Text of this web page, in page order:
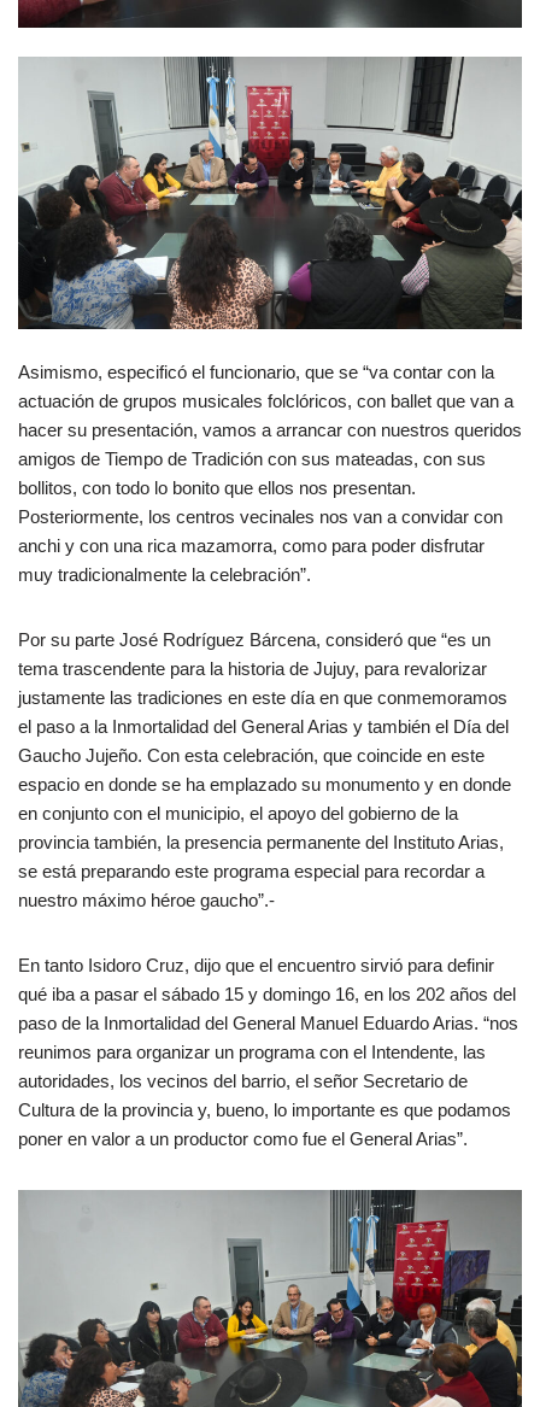
Asimismo, especificó el funcionario, que se “va contar con la
actuación de grupos musicales folclóricos, con ballet que van a
hacer su presentación, vamos a arrancar con nuestros queridos
amigos de Tiempo de Tradición con sus mateadas, con sus
bollitos, con todo lo bonito que ellos nos presentan.
Posteriormente, los centros vecinales nos van a convidar con
anchi y con una rica mazamorra, como para poder disfrutar
muy tradicionalmente la celebración”.
Por su parte José Rodríguez Bárcena, consideró que “es un
tema trascendente para la historia de Jujuy, para revalorizar
justamente las tradiciones en este día en que conmemoramos
el paso a la Inmortalidad del General Arias y también el Día del
Gaucho Jujeño. Con esta celebración, que coincide en este
espacio en donde se ha emplazado su monumento y en donde
en conjunto con el municipio, el apoyo del gobierno de la
provincia también, la presencia permanente del Instituto Arias,
se está preparando este programa especial para recordar a
nuestro máximo héroe gaucho”.-
En tanto Isidoro Cruz, dijo que el encuentro sirvió para definir
qué iba a pasar el sábado 15 y domingo 16, en los 202 años del
paso de la Inmortalidad del General Manuel Eduardo Arias. “nos
reunimos para organizar un programa con el Intendente, las
autoridades, los vecinos del barrio, el señor Secretario de
Cultura de la provincia y, bueno, lo importante es que podamos
poner en valor a un productor como fue el General Arias”.